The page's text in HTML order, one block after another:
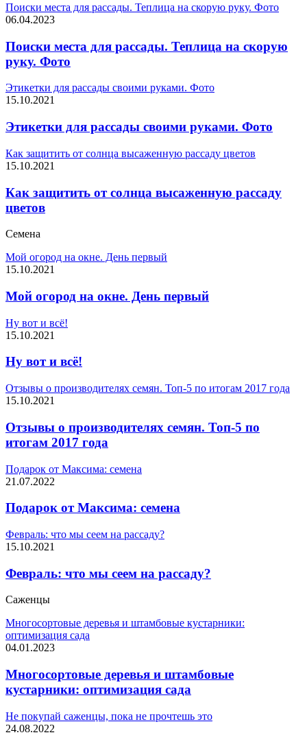
Поиски места для рассады. Теплица на скорую руку. Фото
06.04.2023
Поиски места для рассады. Теплица на скорую
руку. Фото
Этикетки для рассады своими руками. Фото
15.10.2021
Этикетки для рассады своими руками. Фото
Как защитить от солнца высаженную рассаду цветов
15.10.2021
Как защитить от солнца высаженную рассаду
цветов
Семена
Мой огород на окне. День первый
15.10.2021
Мой огород на окне. День первый
Ну вот и всё!
15.10.2021
Ну вот и всё!
Отзывы о производителях семян. Топ-5 по итогам 2017 года
15.10.2021
Отзывы о производителях семян. Топ-5 по
итогам 2017 года
Подарок от Максима: семена
21.07.2022
Подарок от Максима: семена
Февраль: что мы сеем на рассаду?
15.10.2021
Февраль: что мы сеем на рассаду?
Саженцы
Многосортовые деревья и штамбовые кустарники:
оптимизация сада
04.01.2023
Многосортовые деревья и штамбовые
кустарники: оптимизация сада
Не покупай саженцы, пока не прочтешь это
24.08.2022